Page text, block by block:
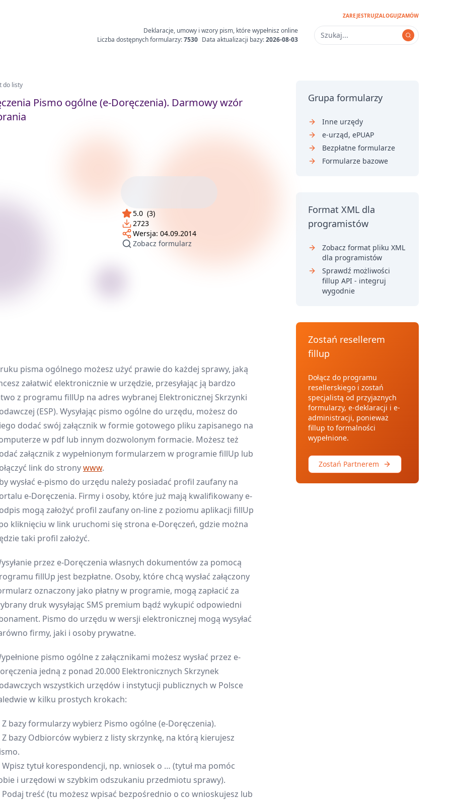
ZAREJESTRUJZALOGUJZAMÓW
Deklaracje, umowy i wzory pism, które wypełnisz online
Liczba dostępnych formularzy:7530 Data aktualizacji bazy:2026-08-03
do listy
Pismo ogólne (e-Doręczenia). Darmowy wzór
5.0 (3)
2723
Wersja: 04.09.2014
Zobacz formularz
pisma ogólnego możesz użyć prawie do każdej sprawy, jaką
załatwić elektronicznie w urzędzie, przesyłając ją bardzo
z programu fillUp na adres wybranej Elektronicznej Skrzynki
(ESP). Wysyłając pismo ogólne do urzędu, możesz do
dodać swój załącznik w formie gotowego pliku zapisanego na
w pdf lub innym dozwolonym formacie. Możesz też
załącznik z wypełnionym formularzem w programie fillUp lub
link do stronywww.
wysłać e-pismo do urzędu należy posiadać profil zaufany na
e-Doręczenia. Firmy i osoby, które już mają kwalifikowany e-
mogą założyć profil zaufany on-line z poziomu aplikacji fillUp
kliknięciu w link uruchomi się strona e-Doręczeń, gdzie można
taki profil założyć.
przez e-Doręczenia własnych dokumentów za pomocą
fillUp jest bezpłatne. Osoby, które chcą wysłać załączony
oznaczony jako płatny w programie, mogą zapłacić za
druk wysyłając SMS premium bądź wykupić odpowiedni
Pismo do urzędu w wersji elektronicznej mogą wysyłać
firmy, jaki i osoby prywatne.
pismo ogólne z załącznikami możesz wysłać przez e-
jedną z ponad 20.000 Elektronicznych Skrzynek
wszystkich urzędów i instytucji publicznych w Polsce
w kilku prostych krokach:
Z bazy formularzy wybierz Pismo ogólne (e-Doręczenia).
Z bazy Odbiorców wybierz z listy skrzynkę, na którą kierujesz
Wpisz tytuł korespondencji, np. wniosek o … (tytuł ma pomóc
i urzędowi w szybkim odszukaniu przedmiotu sprawy).
Podaj treść (tu możesz wpisać bezpośrednio o co wnioskujesz lub
Grupa formularzy
Inne urzędy
e-urząd, ePUAP
Bezpłatne formularze
Formularze bazowe
Format XML dla
programistów
Zobacz format pliku XML
dla programistów
Sprawdź możliwości
fillup API - integruj
wygodnie
Zostań resellerem
fillup
Dołącz do programu
resellerskiego i zostań
specjalistą od przyjaznych
formularzy, e-deklaracji i e-
administracji, ponieważ
fillup to formalności
wypełnione.
Zostań Partnerem